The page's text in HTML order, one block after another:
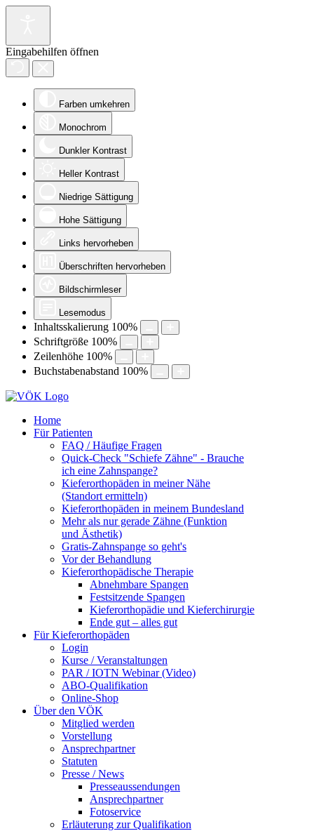
Eingabehilfen öffnen
Farben umkehren
Monochrom
Dunkler Kontrast
Heller Kontrast
Niedrige Sättigung
Hohe Sättigung
Links hervorheben
Überschriften hervorheben
Bildschirmleser
Lesemodus
Inhaltsskalierung 100%
Schriftgröße 100%
Zeilenhöhe 100%
Buchstabenabstand 100%
Home
Für Patienten
FAQ / Häufige Fragen
Quick-Check "Schiefe Zähne" - Brauche
ich eine Zahnspange?
Kieferorthopäden in meiner Nähe
(Standort ermitteln)
Kieferorthopäden in meinem Bundesland
Mehr als nur gerade Zähne (Funktion
und Ästhetik)
Gratis-Zahnspange so geht's
Vor der Behandlung
Kieferorthopädische Therapie
Abnehmbare Spangen
Festsitzende Spangen
Kieferorthopädie und Kieferchirurgie
Ende gut – alles gut
Für Kieferorthopäden
Login
Kurse / Veranstaltungen
PAR / IOTN Webinar (Video)
ABO-Qualifikation
Online-Shop
Über den VÖK
Mitglied werden
Vorstellung
Ansprechpartner
Statuten
Presse / News
Presseaussendungen
Ansprechpartner
Fotoservice
Erläuterung zur Qualifikation